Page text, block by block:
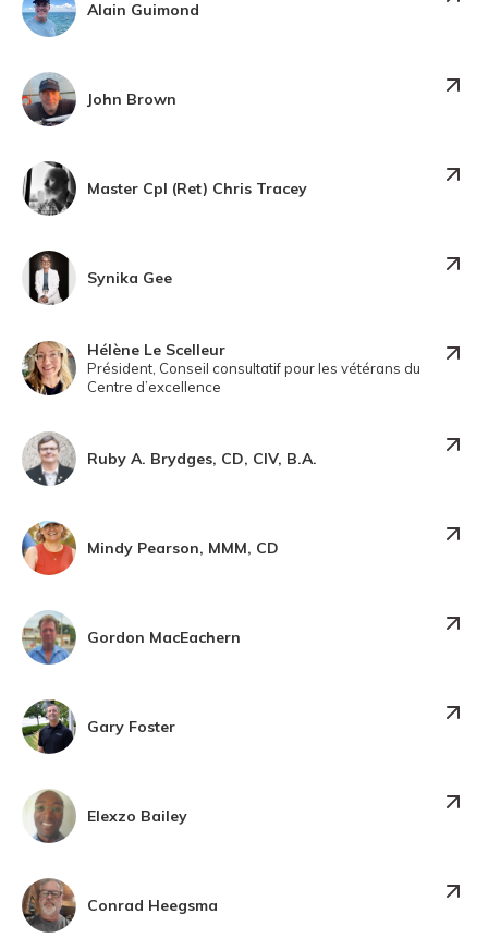
Alain Guimond
John Brown
Master Cpl (Ret) Chris Tracey
Synika Gee
Hélène Le Scelleur
Président, Conseil consultatif pour les vétérans du
Centre d’excellence
Ruby A. Brydges, CD, CIV, B.A.
Mindy Pearson, MMM, CD
Gordon MacEachern
Gary Foster
Elexzo Bailey
Conrad Heegsma